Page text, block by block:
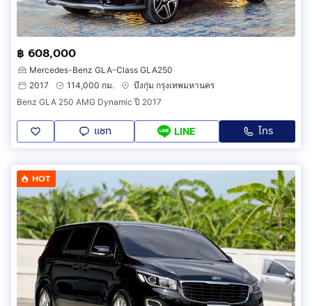
฿ 608,000
Mercedes-Benz GLA-Class GLA250
2017
114,000 กม.
บึงกุ่ม กรุงเทพมหานคร
Benz GLA 250 AMG Dynamic ปี 2017
แชท LINE โทร
HOT